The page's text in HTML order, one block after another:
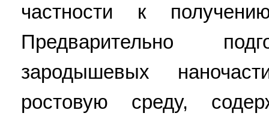
частности к
Предварительно
зародышевых
ростовую среду,